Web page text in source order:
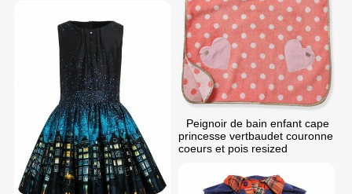
Peignoir de bain enfant cape
princesse vertbaudet couronne
coeurs et pois resized